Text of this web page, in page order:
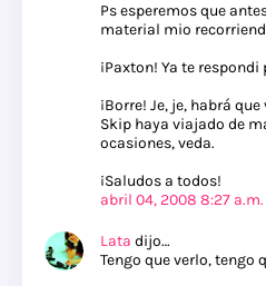
Ps esperemos que
material mio
¡Paxton! Ya te
¡Borre! Je, je, habrá
Skip haya viajado de
ocasiones, veda.
¡Saludos a todos!
abril 04, 2008 8:27 a.m.
Lata dijo…
Tengo que verlo, tengo